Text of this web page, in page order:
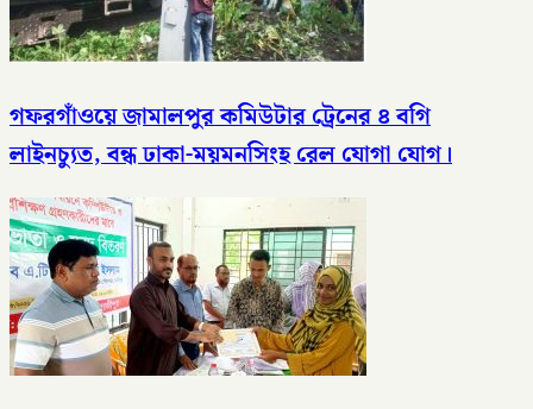
গফরগাঁওয়ে জামালপুর কমিউটার ট্রেনের ৪ বগি
লাইনচ্যুত, বন্ধ ঢাকা-ময়মনসিংহ রেল যোগা যোগ।